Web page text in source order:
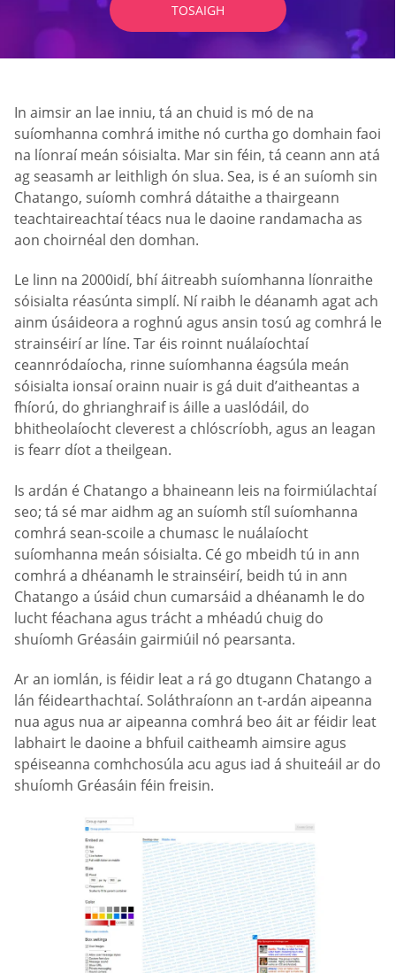
TOSAIGH
In aimsir an lae inniu, tá an chuid is mó de na
suíomhanna comhrá imithe nó curtha go domhain faoi
na líonraí meán sóisialta. Mar sin féin, tá ceann ann atá
ag seasamh ar leithligh ón slua. Sea, is é an suíomh sin
Chatango, suíomh comhrá dátaithe a thairgeann
teachtaireachtaí téacs nua le daoine randamacha as
aon choirnéal den domhan.
Le linn na 2000idí, bhí áitreabh suíomhanna líonraithe
sóisialta réasúnta simplí. Ní raibh le déanamh agat ach
ainm úsáideora a roghnú agus ansin tosú ag comhrá le
strainséirí ar líne. Tar éis roinnt nuálaíochtaí
ceannródaíocha, rinne suíomhanna éagsúla meán
sóisialta ionsaí orainn nuair is gá duit d’aitheantas a
fhíorú, do ghrianghraif is áille a uaslódáil, do
bhitheolaíocht cleverest a chlóscríobh, agus an leagan
is fearr díot a theilgean.
Is ardán é Chatango a bhaineann leis na foirmiúlachtaí
seo; tá sé mar aidhm ag an suíomh stíl suíomhanna
comhrá sean-scoile a chumasc le nuálaíocht
suíomhanna meán sóisialta. Cé go mbeidh tú in ann
comhrá a dhéanamh le strainséirí, beidh tú in ann
Chatango a úsáid chun cumarsáid a dhéanamh le do
lucht féachana agus trácht a mhéadú chuig do
shuíomh Gréasáin gairmiúil nó pearsanta.
Ar an iomlán, is féidir leat a rá go dtugann Chatango a
lán féidearthachtaí. Soláthraíonn an t-ardán aipeanna
nua agus nua ar aipeanna comhrá beo áit ar féidir leat
labhairt le daoine a bhfuil caitheamh aimsire agus
spéiseanna comhchosúla acu agus iad á shuiteáil ar do
shuíomh Gréasáin féin freisin.